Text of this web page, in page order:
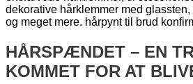
dekorative hårklemmer med
og meget mere. hårpynt til brud
HÅRSPÆNDET – EN
KOMMET FOR AT